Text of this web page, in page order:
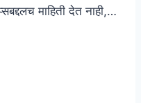
माहिती देत नाही,…